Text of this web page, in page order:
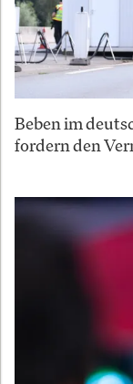
Beben im
fordern den